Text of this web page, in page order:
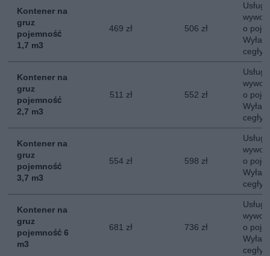
Kontener na
gruz
pojemność
1,7 m3
469 zł 506 zł
o
cegły,
Kontener na
gruz
pojemność
2,7 m3
511 zł 552 zł
o
cegły,
Kontener na
gruz
pojemność
3,7 m3
554 zł 598 zł
o
cegły,
Kontener na
gruz
pojemność 6
m3
681 zł 736 zł
o
cegły,